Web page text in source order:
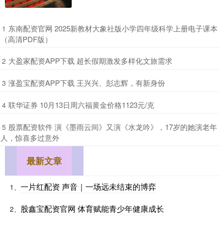
1 ​东南配资官网 2025新教材大象社版小学四年级科学上册电子课本
（高清PDF版）
2 ​大盈家配资APP下载 超长假期激发多样化文旅需求
3 ​涨盈宝配资APP下载 王兴兴、彭志辉，有新身份
4 ​联华证券 10月13日周六福黄金价格1123元/克
5 ​股票配资软件 演《墨雨云间》又演《水龙吟》，17岁的她演老年
人，惊喜多过意外
最新文章
1、 一片红配资 声音｜一场远未结束的博弈
2、 股鑫宝配资官网 体育赋能青少年健康成长